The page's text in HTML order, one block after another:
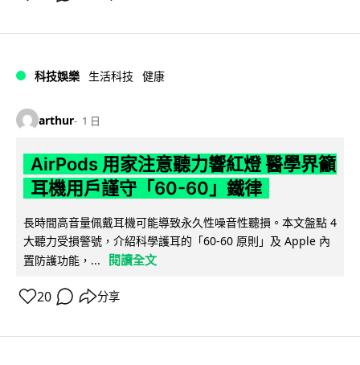
科技娛樂 生活科技 健康
arthur 1 日
AirPods 用家注意聽力響紅燈 醫學界籲
耳機用戶謹守「60-60」鐵律
長時間高音量佩戴耳機可能導致永久性噪音性聽損。本文盤點 4
大聽力受損警號，介紹科學護耳的「60-60 原則」及 Apple 內
置防護功能，...
閱讀全文
20 分享